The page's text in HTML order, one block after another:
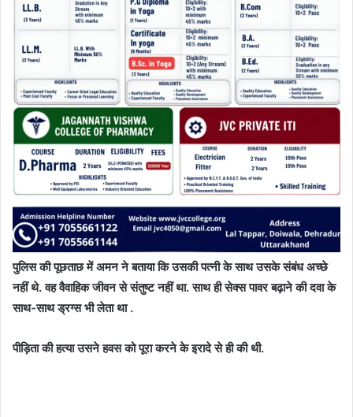
पुलिस की पूछताछ में अमन ने बताया कि उसकी पत्नी के साथ उसके संबंध अच्छे
नहीं थे. वह वैवाहिक जीवन से संतुष्ट नहीं था. साथ ही सेक्स पावर बढ़ाने की दवा के
साथ-साथ ड्रग्स भी लेता था .
पीड़िता की हत्या उसने हवस को पूरा करने के इरादे से ही की थी.